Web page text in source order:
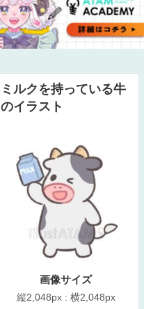
ミルクを持っている牛
のイラスト
画像サイズ
縦2,048px : 横2,048px